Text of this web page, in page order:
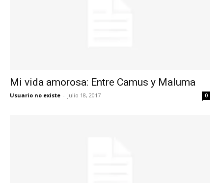
Mi vida amorosa: Entre Camus y Maluma
Usuario no existe - julio 18, 2017 0